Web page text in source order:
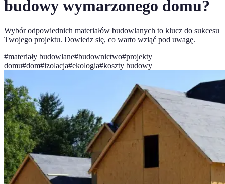
budowy wymarzonego domu?
Wybór odpowiednich materiałów budowlanych to klucz do sukcesu
Twojego projektu. Dowiedz się, co warto wziąć pod uwagę.
#materiały budowlane#budownictwo#projekty
domu#dom#izolacja#ekologia#koszty budowy